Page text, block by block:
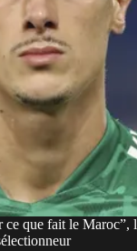
que fait le Maroc”,